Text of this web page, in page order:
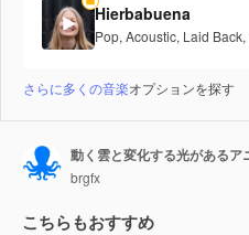
Hierbabuena
Pop, Acoustic, Laid Back,
さらに多くの音楽オプションを探す
動く雲と変化する光があるア
brgfx
こちらもおすすめ